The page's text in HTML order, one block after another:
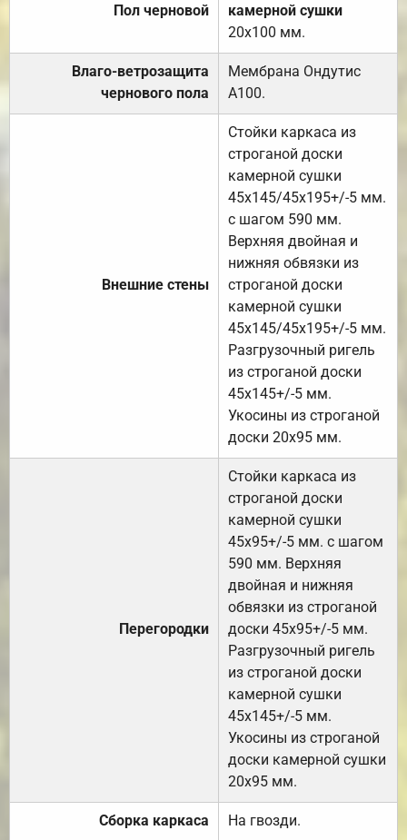
Пол черновой
камерной сушки
20х100 мм.
Влаго-ветрозащита
чернового пола
Мембрана Ондутис
А100.
Внешние стены
Стойки каркаса из
строганой доски
камерной сушки
45х145/45х195+/-5 мм.
с шагом 590 мм.
Верхняя двойная и
нижняя обвязки из
строганой доски
камерной сушки
45х145/45х195+/-5 мм.
Разгрузочный ригель
из строганой доски
45х145+/-5 мм.
Укосины из строганой
доски 20х95 мм.
Перегородки
Стойки каркаса из
строганой доски
камерной сушки
45х95+/-5 мм. с шагом
590 мм. Верхняя
двойная и нижняя
обвязки из строганой
доски 45х95+/-5 мм.
Разгрузочный ригель
из строганой доски
камерной сушки
45х145+/-5 мм.
Укосины из строганой
доски камерной сушки
20х95 мм.
Сборка каркаса На гвозди.